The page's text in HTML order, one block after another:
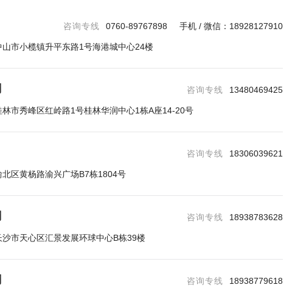
咨询专线 0760-89767898 手机 / 微信：18928127910
山市小榄镇升平东路1号海港城中心24楼
咨询专线 13480469425
林市秀峰区红岭路1号桂林华润中心1栋A座14-20号
咨询专线 18306039621
北区黄杨路渝兴广场B7栋1804号
咨询专线 18938783628
沙市天心区汇景发展环球中心B栋39楼
咨询专线 18938779618